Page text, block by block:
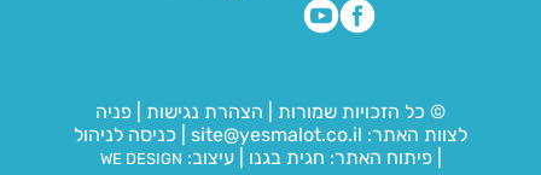
© כל הזכויות שמורות הצהרת נגישות
פניה
לצוות האתר: site@yesmalot.co.il
כניסה לניהול
|פיתוח האתר: חגית בגנו עיצוב: WE DESIGN